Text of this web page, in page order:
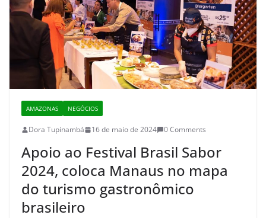
AMAZONAS NEGÓCIOS
Dora Tupinambá 16 de maio de 2024 0 Comments
Apoio ao Festival Brasil Sabor
2024, coloca Manaus no mapa
do turismo gastronômico
brasileiro